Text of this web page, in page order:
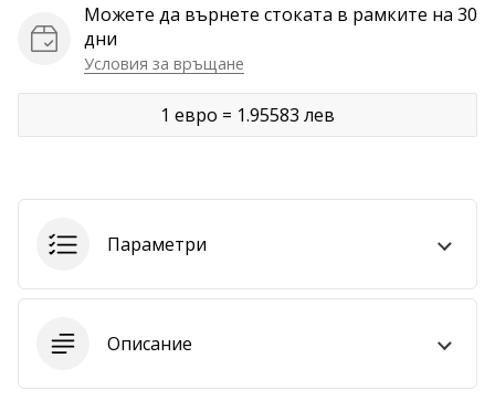
Покажи
статии
Можете да върнете стоката в рамките на 30
дни
Условия за връщане
1 евро = 1.95583 лев
Параметри
Описание